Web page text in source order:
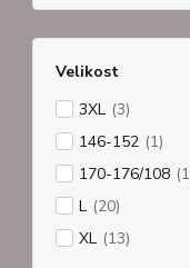
Velikost
3XL (3)
146-152 (1)
170-176/108
L (20)
XL (13)